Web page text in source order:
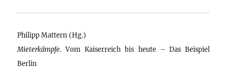
Philipp Mattern (Hg.)
Mieterkämpfe. Vom Kaiserreich bis heute – Das Beispiel
Berlin